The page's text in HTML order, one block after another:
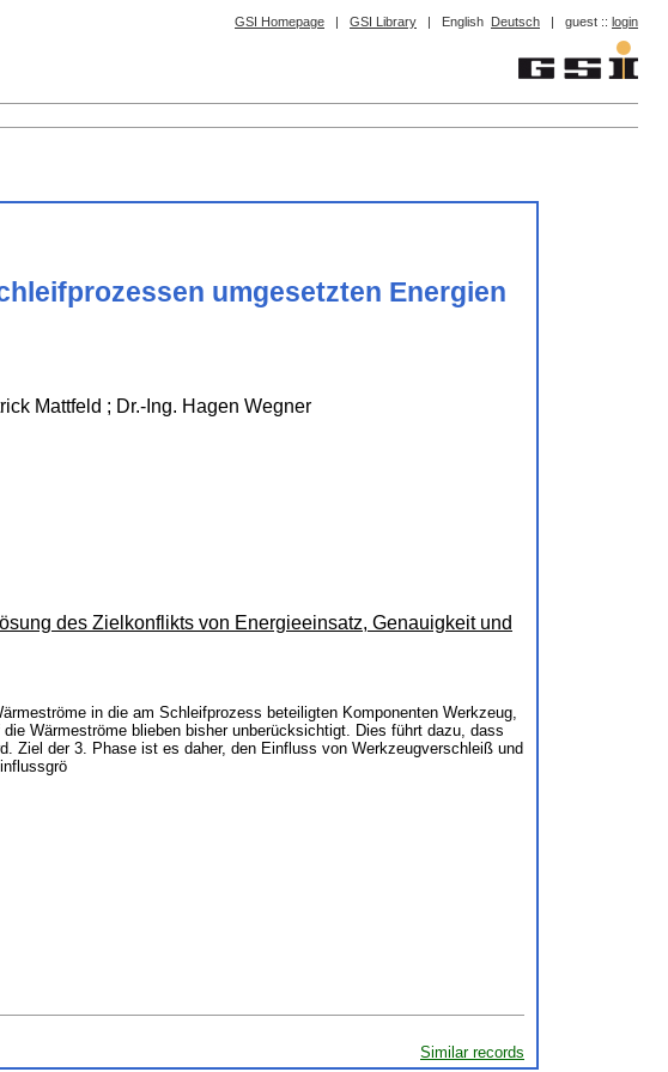
GSI Homepage | GSI Library | English Deutsch | guest :: login
umgesetzten Energien
Mattfeld ; Dr.-Ing. Hagen Wegner
des Zielkonflikts von Energieeinsatz, Genauigkeit und
in die am Schleifprozess beteiligten Komponenten Werkzeug,
Wärmeströme blieben bisher unberücksichtigt. Dies führt dazu, dass
Ziel der 3. Phase ist es daher, den Einfluss von Werkzeugverschleiß und
Similar records